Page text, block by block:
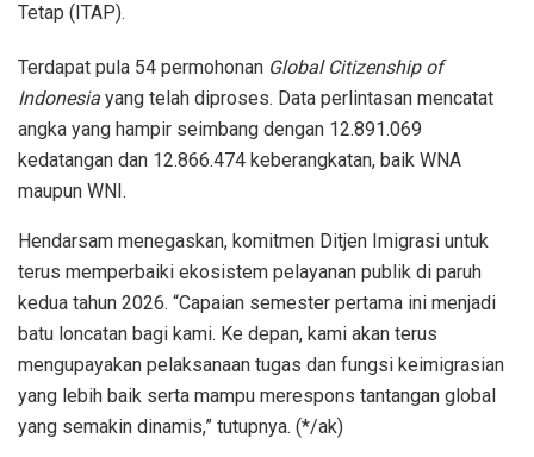
Tetap (ITAP).
Terdapat pula 54 permohonan Global Citizenship of
Indonesia yang telah diproses. Data perlintasan mencatat
angka yang hampir seimbang dengan 12.891.069
kedatangan dan 12.866.474 keberangkatan, baik WNA
maupun WNI.
Hendarsam menegaskan, komitmen Ditjen Imigrasi untuk
terus memperbaiki ekosistem pelayanan publik di paruh
kedua tahun 2026. “Capaian semester pertama ini menjadi
batu loncatan bagi kami. Ke depan, kami akan terus
mengupayakan pelaksanaan tugas dan fungsi keimigrasian
yang lebih baik serta mampu merespons tantangan global
yang semakin dinamis,” tutupnya. (*/ak)